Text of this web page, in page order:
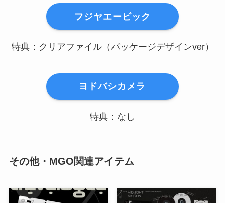
フジヤエービック
特典：クリアファイル（パッケージデザインver）
ヨドバシカメラ
特典：なし
その他・MGO関連アイテム